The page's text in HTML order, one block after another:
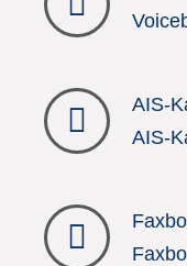
AIS-
AIS-